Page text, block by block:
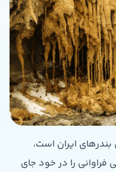
ایران است،
را در خود جای